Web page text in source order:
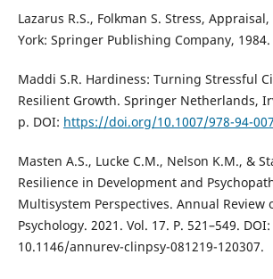
Lazarus R.S., Folkman S. Stress,
York: Springer Publishing Company, 1984.
Maddi S.R. Hardiness: Turning Stressful
Resilient Growth. Springer Netherlands,
p. DOI: https://doi.org/10.1007/978-94-
Masten A.S., Lucke C.M., Nelson K.M., &
Resilience in Development and
Multisystem Perspectives. Annual Review
Psychology. 2021. Vol. 17. P. 521–549.
10.1146/annurev-clinpsy-081219-120307.